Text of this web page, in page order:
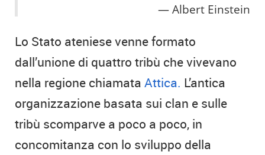
Albert Einstein
Lo Stato ateniese venne formato
dall’unione di quattro tribù che vivevano
nella regione chiamata Attica. L’antica
organizzazione basata sui clan e sulle
tribù scomparve a poco a poco, in
concomitanza con lo sviluppo della